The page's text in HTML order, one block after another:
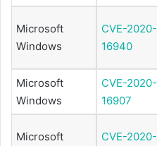
Microsoft
Windows
CVE-2020-
16940
Microsoft
Windows
CVE-2020-
16907
Microsoft
CVE-2020-